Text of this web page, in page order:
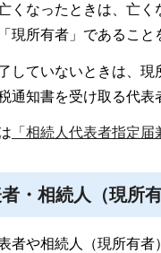
くなったときは、亡
現所有者」であること
していないときは、
通知書を受け取る代表
「相続人代表者指定
・相続人（現所
者や相続人（現所有者